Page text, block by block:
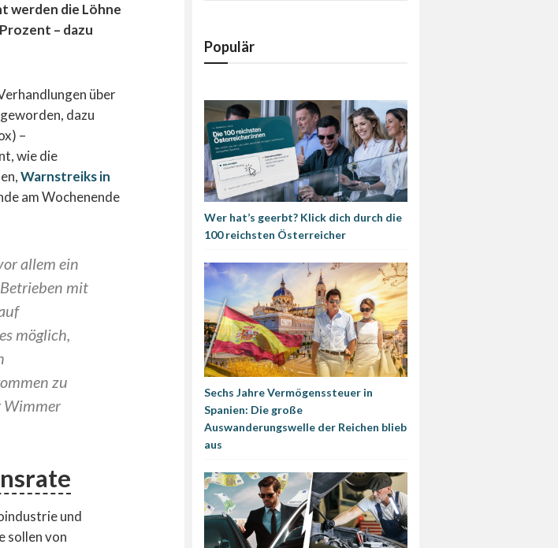
werden die Löhne
– dazu
über
dazu
–
wie die
Warnstreiks in
am Wochenende
allem ein
mit
möglich,
zu
Wimmer
und
sollen von
Populär
Wer hat’s geerbt? Klick dich durch die
100 reichsten Österreicher
Sechs Jahre Vermögenssteuer in
Spanien: Die große
Auswanderungswelle der Reichen blieb
aus